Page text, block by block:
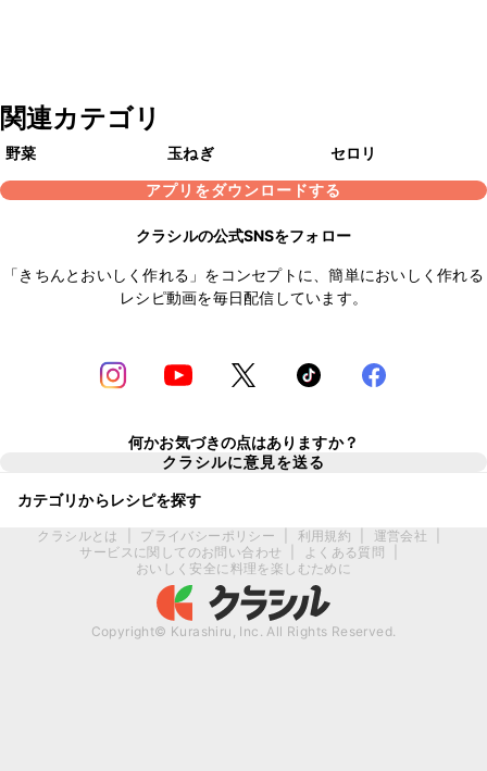
関連カテゴリ
野菜 玉ねぎ
セロリ
アプリをダウンロードする
クラシルの公式SNSをフォロー
「きちんとおいしく作れる」をコンセプトに、簡単においしく作れる
レシピ動画を毎日配信しています。
何かお気づきの点はありますか？
クラシルに意見を送る
カテゴリからレシピを探す
クラシルとは プライバシーポリシー 利用規約 運営会社
サービスに関してのお問い合わせ
よくある質問
おいしく安全に料理を楽しむために
Copyright© Kurashiru, Inc. All Rights Reserved.